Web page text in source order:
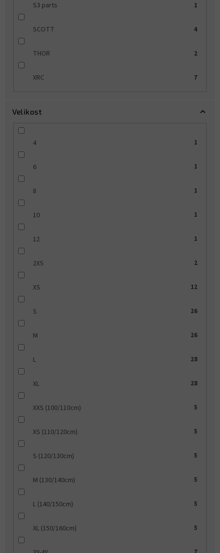
S3 parts 1
SCOTT 4
THOR 2
XRC 7
Velikost
4 1
6 1
8 1
10 1
12 1
2XS 2
XS 12
S 26
M 26
L 28
XL 28
XXS (100/110cm) 5
XS (110/120cm) 5
S (120/130cm) 5
M (130/140cm) 5
L (140/150cm) 5
XL (150/160cm) 5